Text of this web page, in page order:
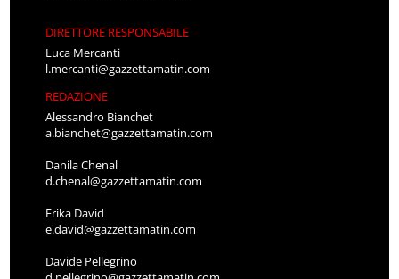
DIRETTORE RESPONSABILE
Luca Mercanti
l.mercanti@gazzettamatin.com
REDAZIONE
Alessandro Bianchet
a.bianchet@gazzettamatin.com
Danila Chenal
d.chenal@gazzettamatin.com
Erika David
e.david@gazzettamatin.com
Davide Pellegrino